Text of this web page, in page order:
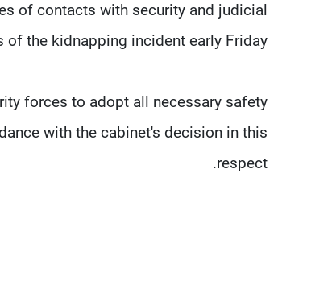
of contacts with security and judicial
the kidnapping incident early Friday.
forces to adopt all necessary safety
with the cabinet's decision in this
respect.